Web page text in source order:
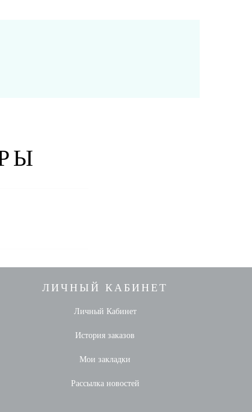
ЛИЧНЫЙ КАБИНЕТ
Личный Кабинет
История заказов
Мои закладки
Рассылка новостей